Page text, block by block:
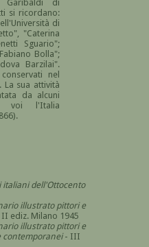
di
si ricordano:
di
"Caterina
Sguario";
Bolla";
Barzilai".
nel
La sua attività
da alcuni
voi l'Italia
italiani dell'Ottocento
illustrato pittori e
ediz. Milano 1945
illustrato pittori e
contemporanei- III